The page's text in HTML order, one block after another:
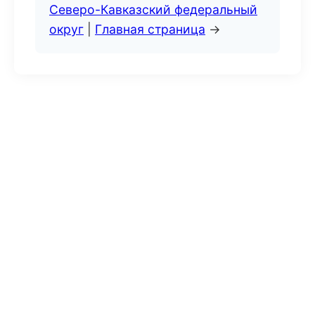
Северо-Кавказский федеральный
округ
Главная страница →